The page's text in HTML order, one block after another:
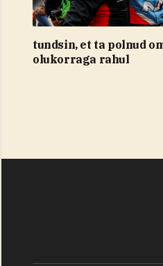
tundsin, et ta polnud
olukorraga rahul